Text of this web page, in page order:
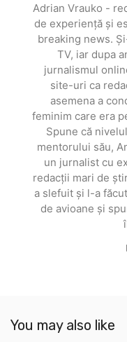
Adrian Vrauko -
de experiență și
breaking news.
TV, iar dupa
jurnalismul
site-uri ca
asemena a
feminim care era
Spune că
mentorului său,
un jurnalist cu
redacții mari de
a slefuit și l-a
de avioane și
You may also like